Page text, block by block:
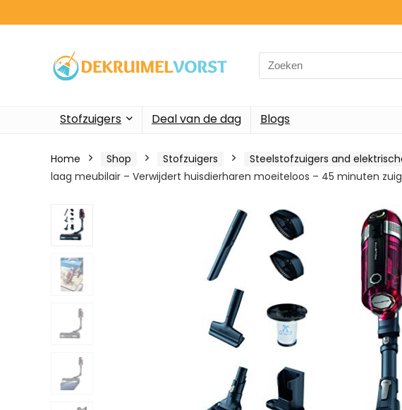
Search
for:
Stofzuigers Deal van de dag Blogs
Home Shop Stofzuigers Steelstofzuigers and
laag meubilair – Verwijdert huisdierharen moeiteloos – 45 minuten